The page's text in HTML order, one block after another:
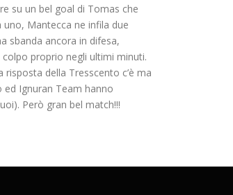
su un bel goal di Tomas che
uno, Mantecca ne infila due
sbanda ancora in difesa,
proprio negli ultimi minuti.
della Tresscento c’è ma
Ignuran Team hanno
Però gran bel match!!!